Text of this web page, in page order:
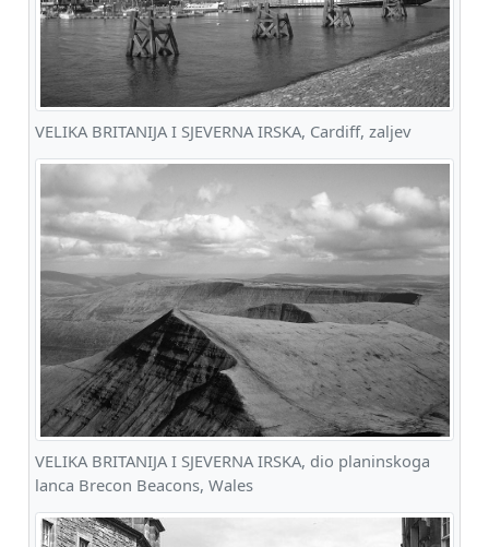
VELIKA BRITANIJA I SJEVERNA IRSKA, Cardiff, zaljev
VELIKA BRITANIJA I SJEVERNA IRSKA, dio planinskoga
lanca Brecon Beacons, Wales